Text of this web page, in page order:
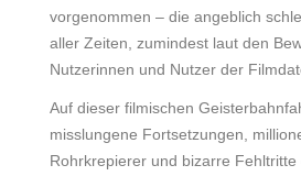
vorgenommen – die angeblich
aller Zeiten, zumindest laut den
Nutzerinnen und Nutzer der
Auf dieser filmischen
misslungene Fortsetzungen,
Rohrkrepierer und bizarre Fehltritte